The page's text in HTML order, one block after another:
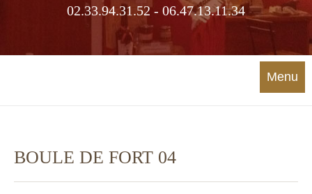
02.33.94.31.52 - 06.47.13.11.34
Menu
BOULE DE FORT 04